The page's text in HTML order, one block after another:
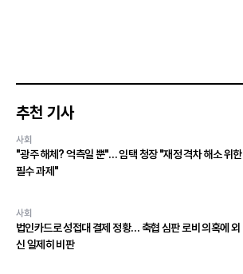
추천 기사
사회
"광주 해체? 억측일 뿐"… 임택 청장 "재정 격차 해소 위한
필수 과제"
사회
법인카드로 성접대 결제 정황… 축협 심판 로비 의혹에 외
신 일제히 비판